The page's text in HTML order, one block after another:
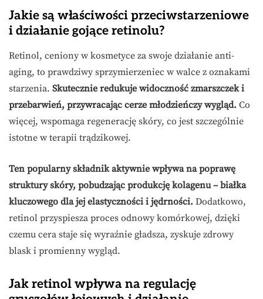
Jakie są właściwości przeciwstarzeniowe
i działanie gojące retinolu?
Retinol, ceniony w kosmetyce za swoje działanie anti-
aging, to prawdziwy sprzymierzeniec w walce z oznakami
starzenia. Skutecznie redukuje widoczność zmarszczek i
przebarwień, przywracając cerze młodzieńczy wygląd. Co
więcej, wspomaga regenerację skóry, co jest szczególnie
istotne w terapii trądzikowej.
Ten popularny składnik aktywnie wpływa na poprawę
struktury skóry, pobudzając produkcję kolagenu – białka
kluczowego dla jej elastyczności i jędrności. Dodatkowo,
retinol przyspiesza proces odnowy komórkowej, dzięki
czemu cera staje się wyraźnie gładsza, zyskuje zdrowy
blask i promienny wygląd.
Jak retinol wpływa na regulację